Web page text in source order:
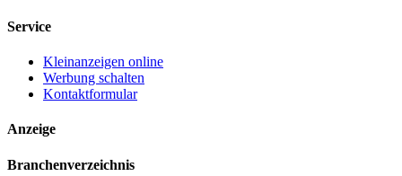
Service
Kleinanzeigen online
Werbung schalten
Kontaktformular
Anzeige
Branchenverzeichnis